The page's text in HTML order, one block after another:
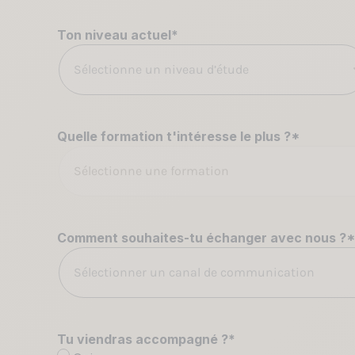
Ton niveau actuel*
Sélectionne un niveau d’étude
Quelle formation t'intéresse le plus ?*
Comment souhaites-tu échanger avec nous ?*
Sélectionner un canal de communication
Tu viendras accompagné ?*